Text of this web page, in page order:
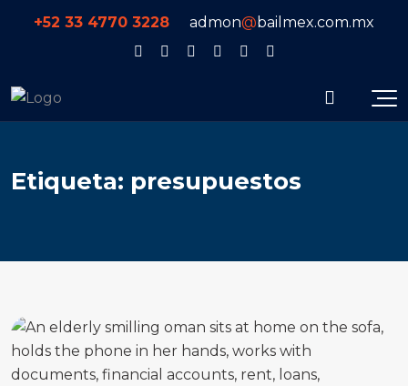
+52 33 4770 3228 admon@bailmex.com.mx
Etiqueta: presupuestos